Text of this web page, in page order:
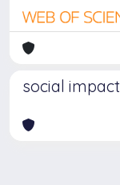
social impact